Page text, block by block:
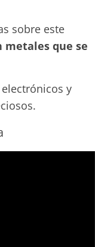
sobre este
metales que se
y